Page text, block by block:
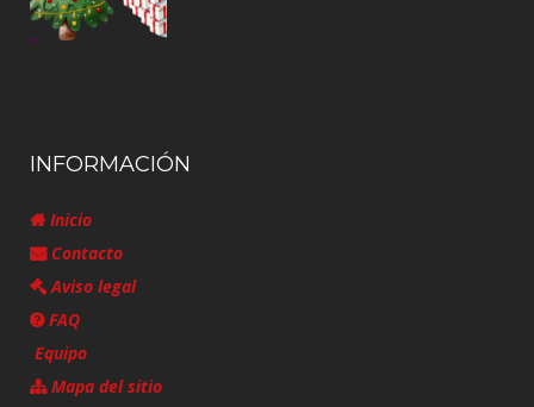
INFORMACIÓN
Inicio
Contacto
Aviso legal
FAQ
Equipo
Mapa del sitio